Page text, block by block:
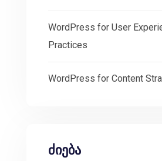
WordPress for User
Practices
WordPress for Content
ძიება